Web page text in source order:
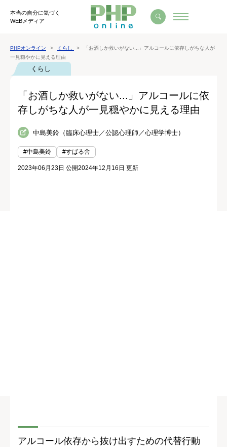
本当の自分に気づく
WEBメディア
PHPオンライン くらし
「お酒しか救いがない...」アルコールに依存しがちな人が
一見穏やかに見える理由
くらし
「お酒しか救いがない...」アルコールに依
存しがちな人が一見穏やかに見える理由
中島美鈴（臨床心理士／公認心理師／心理学博士）
#中島美鈴 #すばる舎
2023年06月23日 公開2024年12月16日 更新
アルコール依存から抜け出すための代替行動